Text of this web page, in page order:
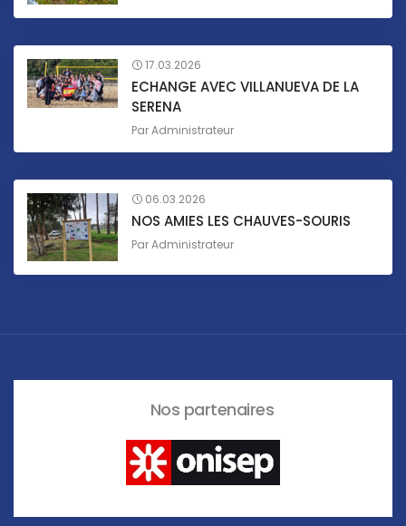
17.03.2026
ECHANGE AVEC VILLANUEVA DE LA
SERENA
ParAdministrateur
06.03.2026
NOS AMIES LES CHAUVES-SOURIS
ParAdministrateur
Nos partenaires